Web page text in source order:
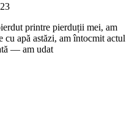
printre pierduții mei, am
cu apă astăzi, am întocmit actul
— am udat